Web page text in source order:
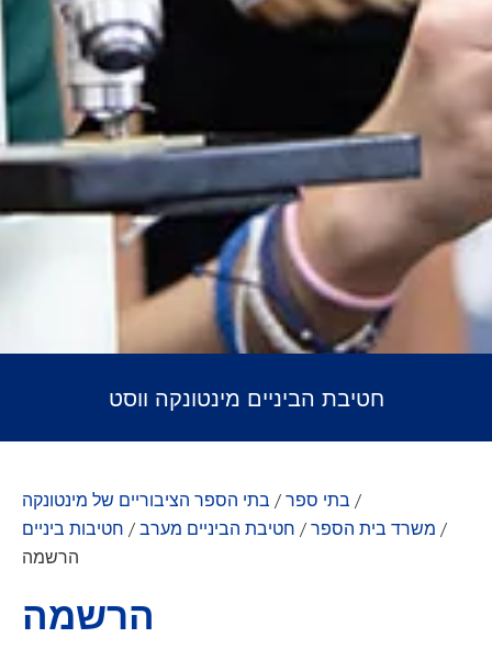
חטיבת הביניים מינטונקה ווסט
בתי הספר הציבוריים של מינטונקה /בתי ספר /
חטיבות ביניים /חטיבת הביניים מערב /משרד בית הספר /
הרשמה
הרשמה